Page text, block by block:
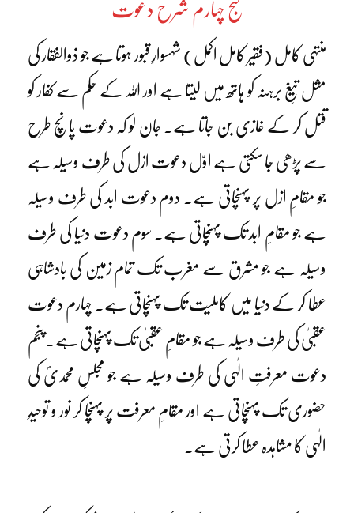
گنج چہارم شرح دعوت
منتہی کامل (فقیر کامل اکمل) شہسوارِ قبور ہوتا ہے جو ذوالفقار کی
مثل تیغِ برہنہ کو ہاتھ میں لیتا ہے اور اللہ کے حکم سے کفار کو
قتل کر کے غازی بن جاتا ہے۔ جان لو کہ دعوت پانچ طرح
سے پڑھی جا سکتی ہے اوّل دعوت ازل کی طرف وسیلہ ہے
جو مقامِ ازل پر پہنچاتی ہے۔ دوم دعوت ابد کی طرف وسیلہ
ہے جو مقامِ ابد تک پہنچاتی ہے۔ سوم دعوت دنیا کی طرف
وسیلہ ہے جو مشرق سے مغرب تک تمام زمین کی بادشاہی
عطا کر کے دنیا میں کاملیت تک پہنچاتی ہے۔ چہارم دعوت
عقبیٰ کی طرف وسیلہ ہے جو مقامِ عقبیٰ تک پہنچاتی ہے۔ پنجم
دعوت معرفتِ الٰہی کی طرف وسیلہ ہے جو مجلسِ محمدیؐ کی
حضوری تک پہنچاتی ہے اور مقامِ معرفت پر پہنچا کر نور و توحیدِ
الٰہی کا مشاہدہ عطا کرتی ہے۔